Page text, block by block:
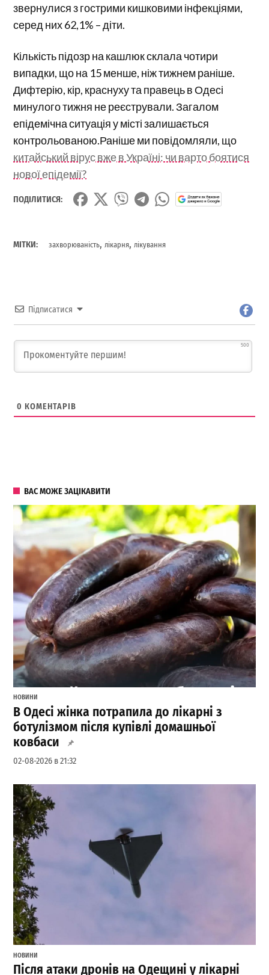
звернулися з гострими кишковими інфекціями,
серед них 62,1% – діти.
Кількість підозр на кашлюк склала чотири
випадки, що на 15 менше, ніж тижнем раніше.
Дифтерію, кір, краснуху та правець в Одесі
минулого тижня не реєстрували. Загалом
епідемічна ситуація у місті залишається
контрольованою.Раніше ми повідомляли, що
китайський вірус вже в Україні: чи варто боятися
нової епідемії?
ПОДІЛИТИСЯ:
МІТКИ: захворюваність,лікарня,лікування
Підписатися
500
0 КОМЕНТАРІВ
ВАС МОЖЕ ЗАЦІКАВИТИ
НОВИНИ
В Одесі жінка потрапила до лікарні з
ботулізмом після купівлі домашньої
ковбаси
02-08-2026 в 21:32
НОВИНИ
Після атаки дронів на Одещині у лікарні